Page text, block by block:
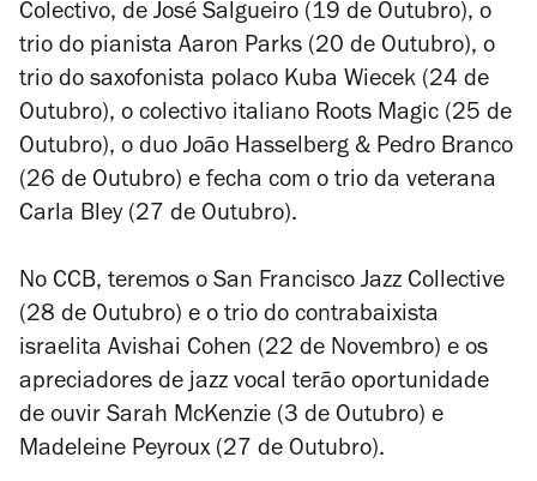
Colectivo, de José Salgueiro (19 de Outubro), o
trio do pianista Aaron Parks (20 de Outubro), o
trio do saxofonista polaco Kuba Wiecek (24 de
Outubro), o colectivo italiano Roots Magic (25 de
Outubro), o duo João Hasselberg & Pedro Branco
(26 de Outubro) e fecha com o trio da veterana
Carla Bley(27 de Outubro).
No CCB, teremos o San Francisco Jazz Collective
(28 de Outubro) e o trio do contrabaixista
israelita Avishai Cohen (22 de Novembro) e os
apreciadores de jazz vocal terão oportunidade
de ouvir Sarah McKenzie (3 de Outubro) e
Madeleine Peyroux(27 de Outubro).